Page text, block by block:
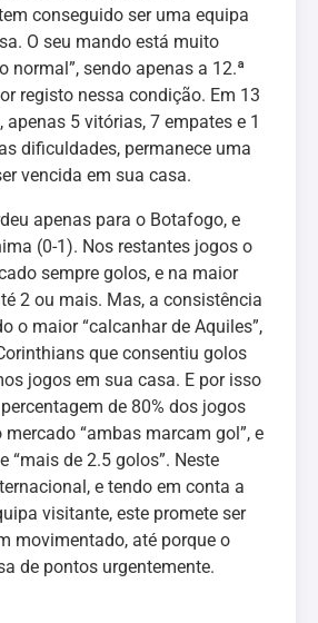
conseguido ser uma equipa
O seu mando está muito
normal”, sendo apenas a 12.ª
registo nessa condição. Em 13
5 vitórias, 7 empates e 1
dificuldades, permanece uma
vencida em sua casa.
apenas para o Botafogo, e
(0-1). Nos restantes jogos o
sempre golos, e na maior
2 ou mais. Mas, a consistência
o maior “calcanhar de Aquiles”,
que consentiu golos
jogos em sua casa. E por isso
de 80% dos jogos
“ambas marcam gol”, e
“mais de 2.5 golos”. Neste
e tendo em conta a
visitante, este promete ser
movimentado, até porque o
de pontos urgentemente.